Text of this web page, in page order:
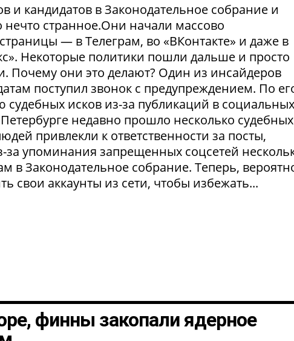
и кандидатов в Законодательное собрание и
странное.Они начали массово
— в Телеграм, во «ВКонтакте» и даже в
Некоторые политики пошли дальше и просто
Почему они это делают? Один из инсайдеров
поступил звонок с предупреждением. По
исков из-за публикаций в социальных
недавно прошло несколько судебных
привлекли к ответственности за посты,
за упоминания запрещенных соцсетей
в Законодательное собрание. Теперь,
свои аккаунты из сети, чтобы избежать...
финны закопали ядерное